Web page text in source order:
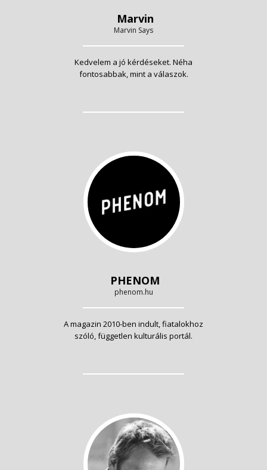
Marvin
Marvin Says
Kedvelem a jó kérdéseket. Néha
fontosabbak, mint a válaszok.
PHENOM
phenom.hu
A magazin 2010-ben indult, fiatalokhoz
szóló, független kulturális portál.